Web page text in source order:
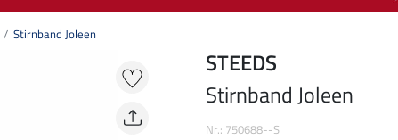
Stirnband Joleen
STEEDS
Stirnband Joleen
Nr.: 750688--S